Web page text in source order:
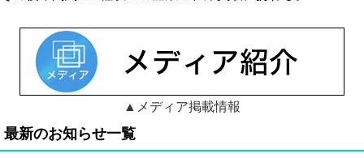
▲メディア掲載情報
最新のお知らせ一覧